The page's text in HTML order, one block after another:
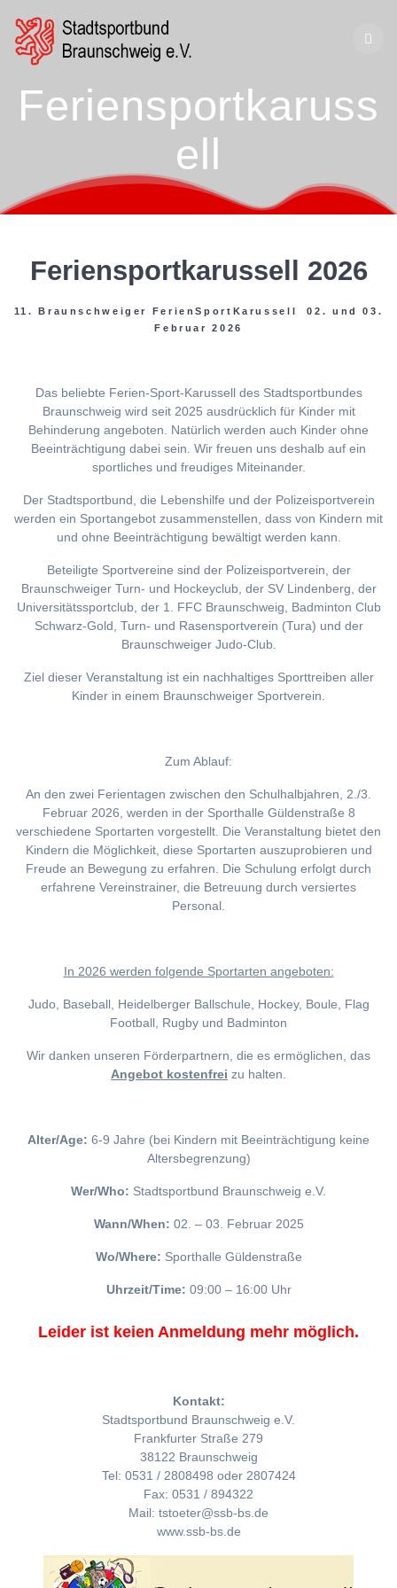
Feriensportkaruss
ell
Feriensportkarussell 2026
11. Braunschweiger FerienSportKarussell 02. und 03.
Februar 2026
Das beliebte Ferien-Sport-Karussell des Stadtsportbundes
Braunschweig wird seit 2025 ausdrücklich für Kinder mit
Behinderung angeboten. Natürlich werden auch Kinder ohne
Beeinträchtigung dabei sein. Wir freuen uns deshalb auf ein
sportliches und freudiges Miteinander.
Der Stadtsportbund, die Lebenshilfe und der Polizeisportverein
werden ein Sportangebot zusammenstellen, dass von Kindern mit
und ohne Beeinträchtigung bewältigt werden kann.
Beteiligte Sportvereine sind der Polizeisportverein, der
Braunschweiger Turn- und Hockeyclub, der SV Lindenberg, der
Universitätssportclub, der 1. FFC Braunschweig, Badminton Club
Schwarz-Gold, Turn- und Rasensportverein (Tura) und der
Braunschweiger Judo-Club.
Ziel dieser Veranstaltung ist ein nachhaltiges Sporttreiben aller
Kinder in einem Braunschweiger Sportverein.
Zum Ablauf:
An den zwei Ferientagen zwischen den Schulhalbjahren, 2./3.
Februar 2026, werden in der Sporthalle Güldenstraße 8
verschiedene Sportarten vorgestellt. Die Veranstaltung bietet den
Kindern die Möglichkeit, diese Sportarten auszuprobieren und
Freude an Bewegung zu erfahren. Die Schulung erfolgt durch
erfahrene Vereinstrainer, die Betreuung durch versiertes
Personal.
In 2026 werden folgende Sportarten angeboten:
Judo, Baseball, Heidelberger Ballschule, Hockey, Boule, Flag
Football, Rugby und Badminton
Wir danken unseren Förderpartnern, die es ermöglichen, das
Angebot kostenfrei zu halten.
Alter/Age: 6-9 Jahre (bei Kindern mit Beeinträchtigung keine
Altersbegrenzung)
Wer/Who: Stadtsportbund Braunschweig e.V.
Wann/When: 02. – 03. Februar 2025
Wo/Where: Sporthalle Güldenstraße
Uhrzeit/Time: 09:00 – 16:00 Uhr
Leider ist keien Anmeldung mehr möglich.
Kontakt:
Stadtsportbund Braunschweig e.V.
Frankfurter Straße 279
38122 Braunschweig
Tel: 0531 / 2808498 oder 2807424
Fax: 0531 / 894322
Mail: tstoeter@ssb-bs.de
www.ssb-bs.de